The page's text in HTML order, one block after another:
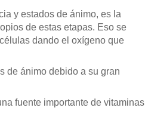
y estados de ánimo, es la
de estas etapas. Eso se
dando el oxígeno que
de ánimo debido a su gran
fuente importante de vitaminas